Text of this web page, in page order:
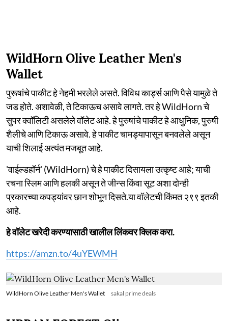
WildHorn Olive Leather Men's
Wallet
पुरूषांचे पाकीट हे नेहमी भरलेले असते. विविध कार्ड्स आणि पैसे यामुळे ते
जड होते. अशावेळी, ते टिकाऊच असावे लागते. तर हे WildHorn चे
सुपर क्वॉलिटी असलेले वॉलेट आहे. हे पुरुषांचे पाकीट हे आधुनिक, पुरुषी
शैलीचे आणि टिकाऊ असावे. हे पाकीट चामड्यापासून बनवलेले असून
याची शिलाई अत्यंत मजबूत आहे.
'वाईल्डहॉर्न' (WildHorn) चे हे पाकीट दिसायला उत्कृष्ट आहे; याची
रचना स्लिम आणि हलकी असून ते जीन्स किंवा सूट अशा दोन्ही
प्रकारच्या कपड्यांवर छान शोभून दिसते.या वॉलेटची किंमत २९९ इतकी
आहे.
हे वॉलेट खरेदी करण्यासाठी खालील लिंकवर क्लिक करा.
https://amzn.to/4uYEWMH
WildHorn Olive Leather Men's Wallet sakal prime deals